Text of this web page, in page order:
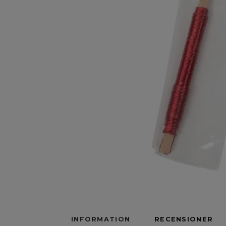
INFORMATION RECENSIONER